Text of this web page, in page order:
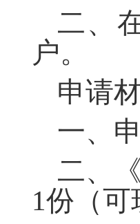
二、
户。
申请
一、
二、
1份（可